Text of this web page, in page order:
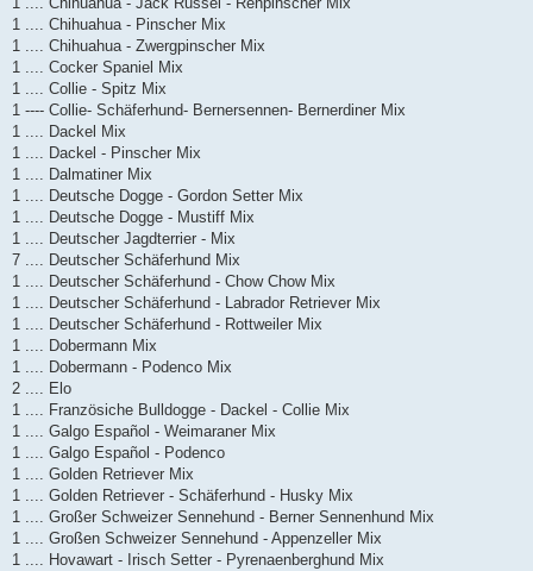
1 .... Chihuahua - Pinscher Mix
1 .... Chihuahua - Zwergpinscher Mix
1 .... Cocker Spaniel Mix
1 .... Collie - Spitz Mix
1 ---- Collie- Schäferhund- Bernersennen- Bernerdiner Mix
1 .... Dackel Mix
1 .... Dackel - Pinscher Mix
1 .... Dalmatiner Mix
1 .... Deutsche Dogge - Gordon Setter Mix
1 .... Deutsche Dogge - Mustiff Mix
1 .... Deutscher Jagdterrier - Mix
7 .... Deutscher Schäferhund Mix
1 .... Deutscher Schäferhund - Chow Chow Mix
1 .... Deutscher Schäferhund - Labrador Retriever Mix
1 .... Deutscher Schäferhund - Rottweiler Mix
1 .... Dobermann Mix
1 .... Dobermann - Podenco Mix
2 .... Elo
1 .... Französiche Bulldogge - Dackel - Collie Mix
1 .... Galgo Español - Weimaraner Mix
1 .... Galgo Español - Podenco
1 .... Golden Retriever Mix
1 .... Golden Retriever - Schäferhund - Husky Mix
1 .... Großer Schweizer Sennehund - Berner Sennenhund Mix
1 .... Großen Schweizer Sennehund - Appenzeller Mix
1 .... Hovawart - Irisch Setter - Pyrenaenberghund Mix